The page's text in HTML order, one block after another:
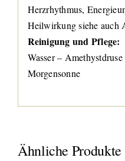
Herzrhythmus,
Heilwirkung siehe auch
Reinigung und Pflege:
Wasser –
Morgensonne
Ähnliche Produkte